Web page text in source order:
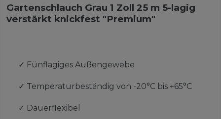
Gartenschlauch Grau 1 Zoll 25 m 5-lagig
verstärkt knickfest "Premium"
✓ Fünflagiges Außengewebe
✓ Temperaturbeständig von -20°C bis +65°C
✓ Dauerflexibel